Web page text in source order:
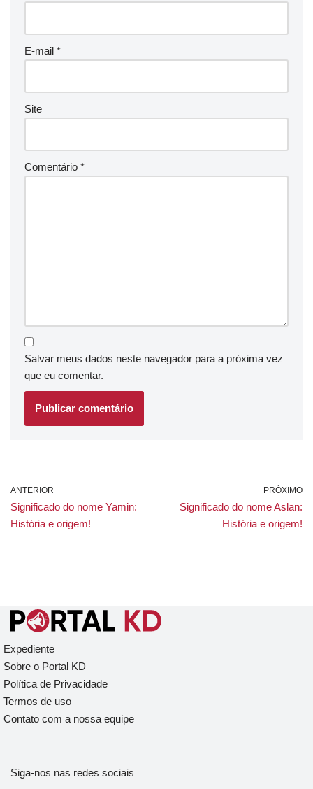
E-mail *
Site
Comentário *
Salvar meus dados neste navegador para a próxima vez
que eu comentar.
ANTERIOR
Significado do nome Yamin:
História e origem!
PRÓXIMO
Significado do nome Aslan:
História e origem!
Expediente
Sobre o Portal KD
Política de Privacidade
Termos de uso
Contato com a nossa equipe
Siga-nos nas redes sociais